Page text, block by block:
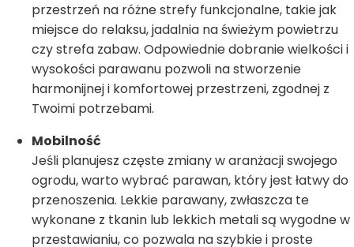
przestrzeń na różne strefy funkcjonalne, takie jak
miejsce do relaksu, jadalnia na świeżym powietrzu
czy strefa zabaw. Odpowiednie dobranie wielkości i
wysokości parawanu pozwoli na stworzenie
harmonijnej i komfortowej przestrzeni, zgodnej z
Twoimi potrzebami.
Mobilność
Jeśli planujesz częste zmiany w aranżacji swojego
ogrodu, warto wybrać parawan, który jest łatwy do
przenoszenia. Lekkie parawany, zwłaszcza te
wykonane z tkanin lub lekkich metali są wygodne w
przestawianiu, co pozwala na szybkie i proste